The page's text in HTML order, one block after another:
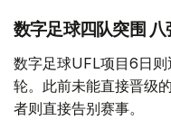
数字足球四队突围
数字足球UFL项目6日
轮。此前未能直接晋级
者则直接告别赛事。